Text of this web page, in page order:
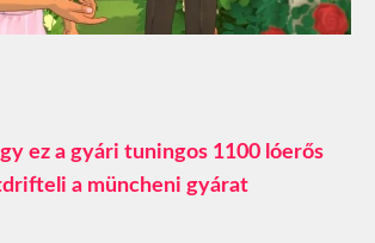
ez a gyári tuningos 1100 lóerős
a müncheni gyárat